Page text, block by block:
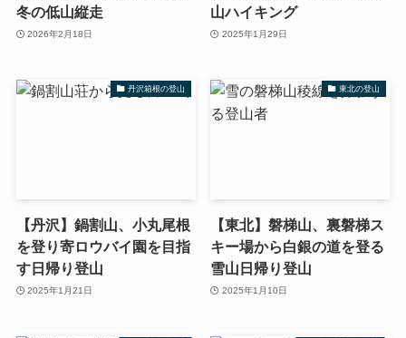
冬の低山縦走
2026年2月18日
山ハイキング
2025年1月29日
丹沢箱根の登山
【丹沢】鍋割山、小丸尾根
を登り寄ロウバイ園を目指
す日帰り登山
2025年1月21日
東北の登山
【東北】磐梯山、裏磐梯ス
キー場から白銀の道を登る
雪山日帰り登山
2025年1月10日